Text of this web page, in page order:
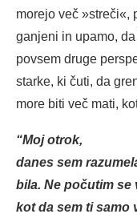
morejo več »streči«,
ganjeni in upamo,
povsem druge
starke, ki čuti, da
more biti več mati,
“Moj otrok,
danes sem
bila. Ne počutim se
kot da sem ti samo